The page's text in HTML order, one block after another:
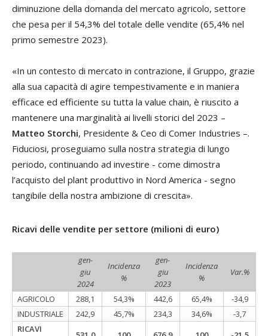
diminuzione della domanda del mercato agricolo, settore
che pesa per il 54,3% del totale delle vendite (65,4% nel
primo semestre 2023).
«In un contesto di mercato in contrazione, il Gruppo, grazie
alla sua capacità di agire tempestivamente e in maniera
efficace ed efficiente su tutta la value chain, è riuscito a
mantenere una marginalità ai livelli storici del 2023 –
Matteo Storchi, Presidente & Ceo di Comer Industries –.
Fiduciosi, proseguiamo sulla nostra strategia di lungo
periodo, continuando ad investire - come dimostra
l’acquisto del plant produttivo in Nord America - segno
tangibile della nostra ambizione di crescita».
Ricavi delle vendite per settore (milioni di euro)
gen-
giu
2024
Incidenza
%
gen-
giu
2023
Incidenza
%
Var.%
AGRICOLO 288,1 54,3% 442,6 65,4%
-34,9
INDUSTRIALE
242,9 45,7% 234,3 34,6%
-3,7
RICAVI